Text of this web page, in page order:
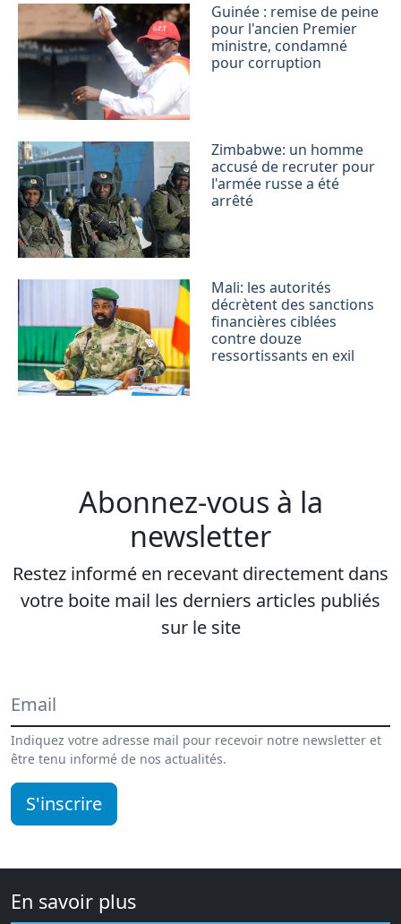
Guinée : remise de peine
pour l'ancien Premier
ministre, condamné
pour corruption
Zimbabwe: un homme
accusé de recruter pour
l'armée russe a été
arrêté
Mali: les autorités
décrètent des sanctions
financières ciblées
contre douze
ressortissants en exil
Abonnez-vous à la
newsletter
Restez informé en recevant directement dans
votre boite mail les derniers articles publiés
sur le site
Indiquez votre adresse mail pour recevoir notre newsletter et
être tenu informé de nos actualités.
S'inscrire
En savoir plus